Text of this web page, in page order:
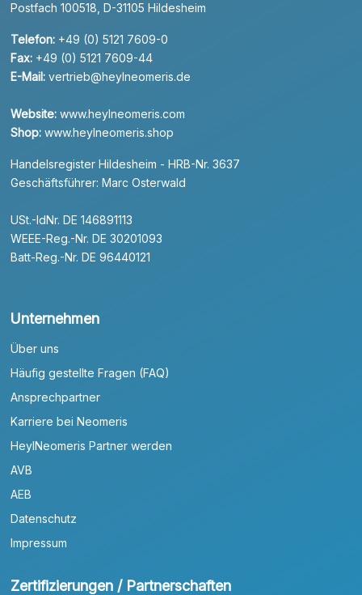
Postfach 100518, D-31105 Hildesheim
Telefon: +49 (0) 5121 7609-0
Fax: +49 (0) 5121 7609-44
E-Mail: vertrieb@heylneomeris.de
Website: www.heylneomeris.com
Shop: www.heylneomeris.shop
Handelsregister Hildesheim - HRB-Nr. 3637
Geschäftsführer: Marc Osterwald
USt.-IdNr. DE 146891113
WEEE-Reg.-Nr. DE 30201093
Batt-Reg.-Nr. DE 96440121
Unternehmen
Über uns
Häufig gestellte Fragen (FAQ)
Ansprechpartner
Karriere bei Neomeris
HeylNeomeris Partner werden
AVB
AEB
Datenschutz
Impressum
Zertifizierungen / Partnerschaften